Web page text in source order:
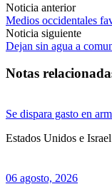
Noticia anterior
Medios occidentales
Noticia siguiente
Dejan sin agua a
Notas
Se dispara gasto en
Estados Unidos e
06 agosto, 2026